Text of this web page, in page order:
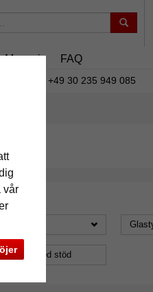
vår
Magasin FAQ
+49 30 235 949 085
Baksida med stöd